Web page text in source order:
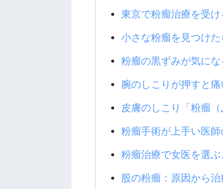
東京で粉瘤治療を受
小さな粉瘤を見つけ
粉瘤の黒ずみが気に
腕のしこりが押すと
皮膚のしこり「粉瘤
粉瘤手術が上手い医
粉瘤治療で女医を選
股の粉瘤：原因から